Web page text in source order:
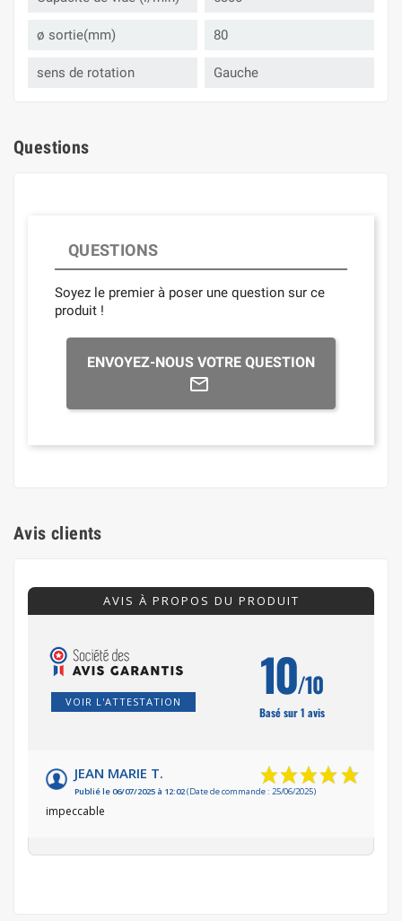
ø sortie(mm) 80
sens de rotation Gauche
Questions
QUESTIONS
Soyez le premier à poser une question sur ce
produit !
ENVOYEZ-NOUS VOTRE QUESTION
Avis clients
AVIS À PROPOS DU PRODUIT
VOIR L'ATTESTATION 10/10
Basé sur 1 avis
JEAN MARIE T.
Publié le 06/07/2025 à 12:02(Date de commande : 25/06/2025)
impeccable